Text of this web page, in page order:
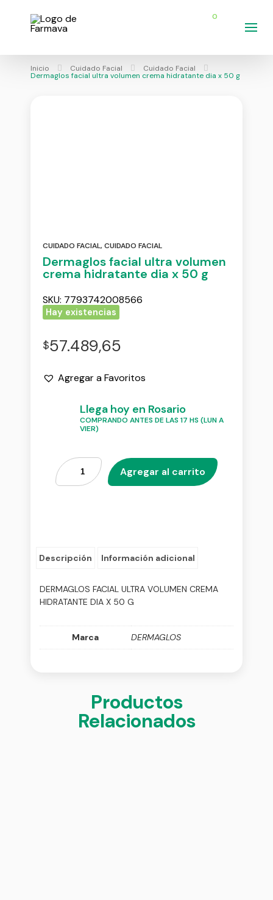
0
Inicio Cuidado Facial Cuidado Facial
Dermaglos facial ultra volumen crema hidratante dia x 50 g
CUIDADO FACIAL,CUIDADO FACIAL
Dermaglos facial ultra volumen
crema hidratante dia x 50 g
SKU: 7793742008566
Hay existencias
$57.489,65
Agregar a Favoritos
Llega hoy en Rosario
COMPRANDO ANTES DE LAS 17 HS (LUN A
VIER)
Agregar al carrito
Descripción Información adicional
DERMAGLOS FACIAL ULTRA VOLUMEN CREMA
HIDRATANTE DIA X 50 G
Marca DERMAGLOS
Productos
Relacionados